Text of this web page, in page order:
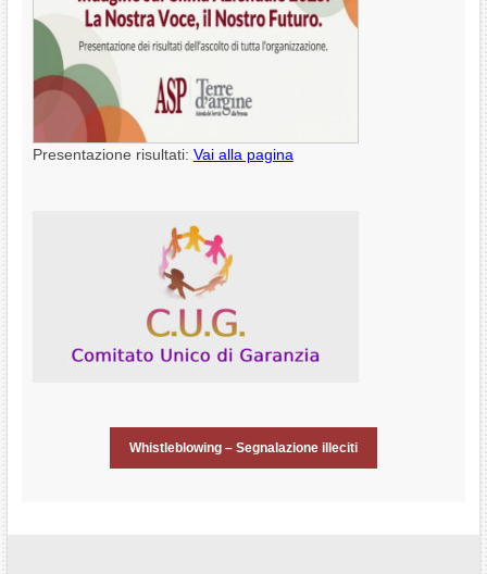
Presentazione risultati: Vai alla pagina
Whistleblowing – Segnalazione illeciti